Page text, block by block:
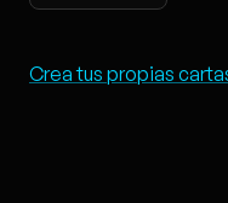
Crea tus propias